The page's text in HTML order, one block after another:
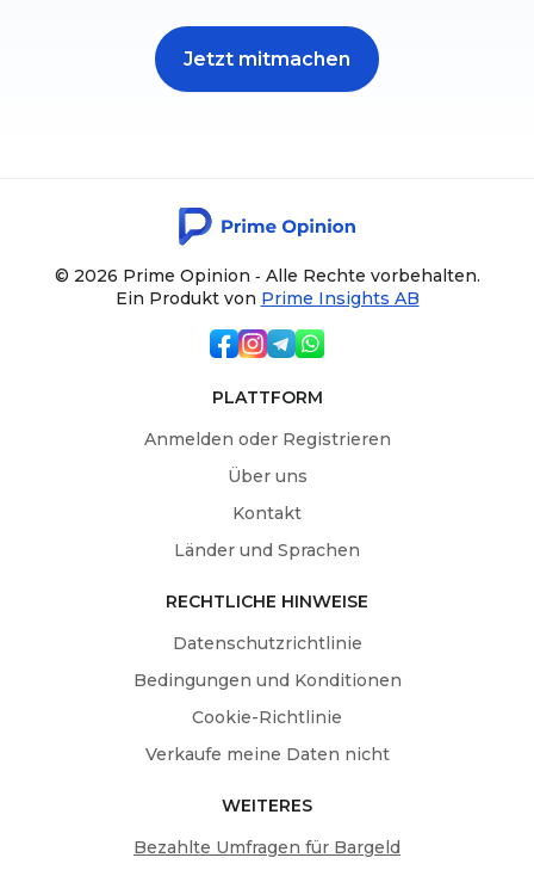
Jetzt mitmachen
© 2026 Prime Opinion ‐ Alle Rechte vorbehalten.
Ein Produkt von Prime Insights AB
PLATTFORM
Anmelden oder Registrieren
Über uns
Kontakt
Länder und Sprachen
RECHTLICHE HINWEISE
Datenschutzrichtlinie
Bedingungen und Konditionen
Cookie-Richtlinie
Verkaufe meine Daten nicht
WEITERES
Bezahlte Umfragen für Bargeld